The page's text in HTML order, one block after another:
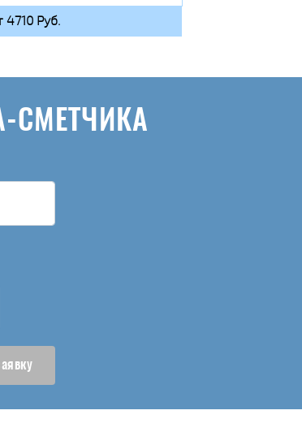
4710 Руб.
СМЕТЧИКА